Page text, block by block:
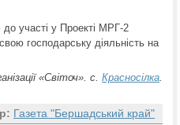
участі у Проекті МРГ-2
господарську діяльність на
«Світоч». с. Красносілка.
Газета "Бершадський край"